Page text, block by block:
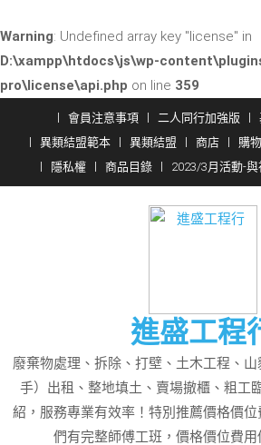
Warning: Undefined array key "license" in
D:\xampp\htdocs\js\wp-
pro\license\api.php on line 359
content
會員注意事項 二人同行加強版
異類結盟範本
異類結盟 商店 購
隱私權
商品目錄 2023/3月活動-與
進盛工程
廢棄物處理、拆除、打壁、土木工程、
手）出租、整地填土、賣場撤櫃、粗工
紹，服務專業有效率！特別推薦價格價
們有完整師傅工班，價格價位費用